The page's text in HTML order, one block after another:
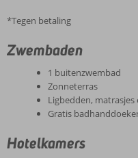
*Tegen betaling
Zwembaden
1 buitenzwembad
Zonneterras
Ligbedden,
Gratis
Hotelkamers